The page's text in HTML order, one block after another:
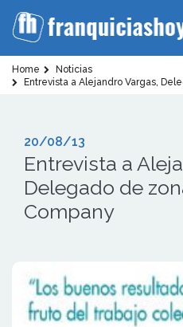
Home
Noticias
Entrevista a Alejandro Vargas,
20/08/13
Entrevista a
Delegado de
Company